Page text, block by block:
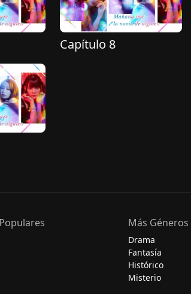
Capítulo 8
Más Géneros
Drama
Fantasía
Histórico
Misterio